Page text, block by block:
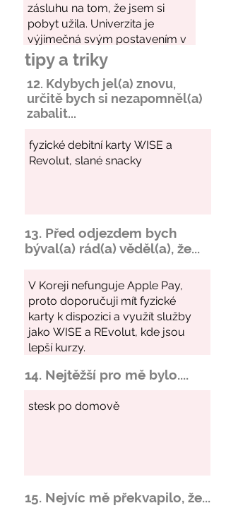
tipy a triky
12. Kdybych jel(a) znovu,
určitě bych si nezapomněl(a)
zabalit...
13. Před odjezdem bych
býval(a) rád(a) věděl(a), že...
14. Nejtěžší pro mě bylo....
15. Nejvíc mě překvapilo, že...